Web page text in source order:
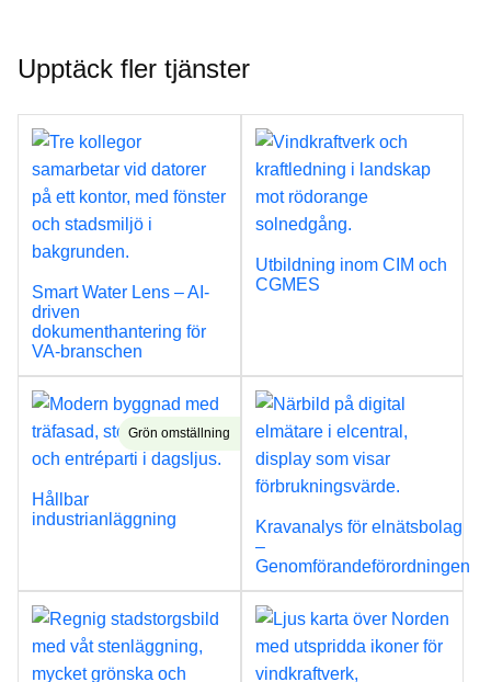
Upptäck fler tjänster
Smart Water Lens – AI-
driven
dokumenthantering för
VA-branschen
Utbildning inom CIM och
CGMES
Grön omställning
Hållbar
industrianläggning
Kravanalys för elnätsbolag
–
Genomförandeförordningen